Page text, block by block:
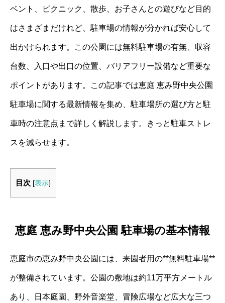
ベント、ピクニック、散歩、お子さんとの遊びなど目的
はさまざまだけれど、駐車場の情報が分かれば安心して
出かけられます。この公園には無料駐車場の有無、収容
台数、入口や出口の位置、バリアフリー設備など重要な
ポイントがあります。この記事では恵庭 恵み野中央公園
駐車場に関する最新情報を集め、駐車場所の選び方と駐
車時の注意点まで詳しく解説します。きっと駐車ストレ
スを減らせます。
目次 [表示]
恵庭 恵み野中央公園 駐車場の基本情報
恵庭市の恵み野中央公園には、来園者用の**無料駐車場**
が整備されています。公園の敷地は約11万平方メートル
あり、日本庭園、野外音楽堂、冒険広場など広大な三つ